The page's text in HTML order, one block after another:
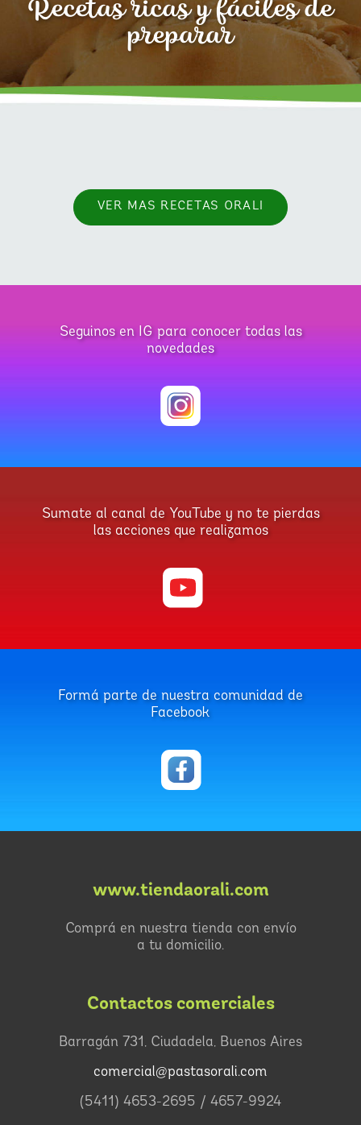
Recetas ricas y fáciles de
preparar
VER MAS RECETAS ORALI
Seguinos en IG para conocer todas las
novedades
Sumate al canal de YouTube y no te pierdas
las acciones que realizamos
Formá parte de nuestra comunidad de
Facebook
www.tiendaorali.com
Comprá en nuestra tienda con envío
a tu domicilio.
Contactos comerciales
Barragán 731, Ciudadela, Buenos Aires
comercial@pastasorali.com
(5411) 4653-2695 / 4657-9924